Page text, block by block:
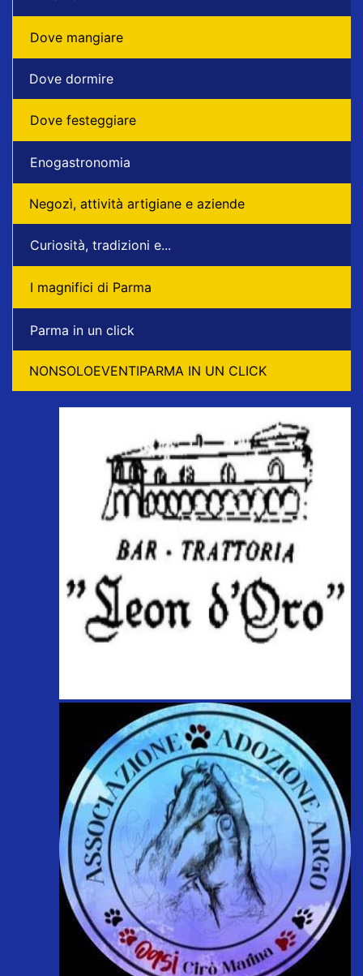
Dove mangiare
Dove dormire
Dove festeggiare
Enogastronomia
Negozì, attività artigiane e aziende
Curiosità, tradizioni e...
I magnifici di Parma
Parma in un click
NONSOLOEVENTIPARMA IN UN CLICK